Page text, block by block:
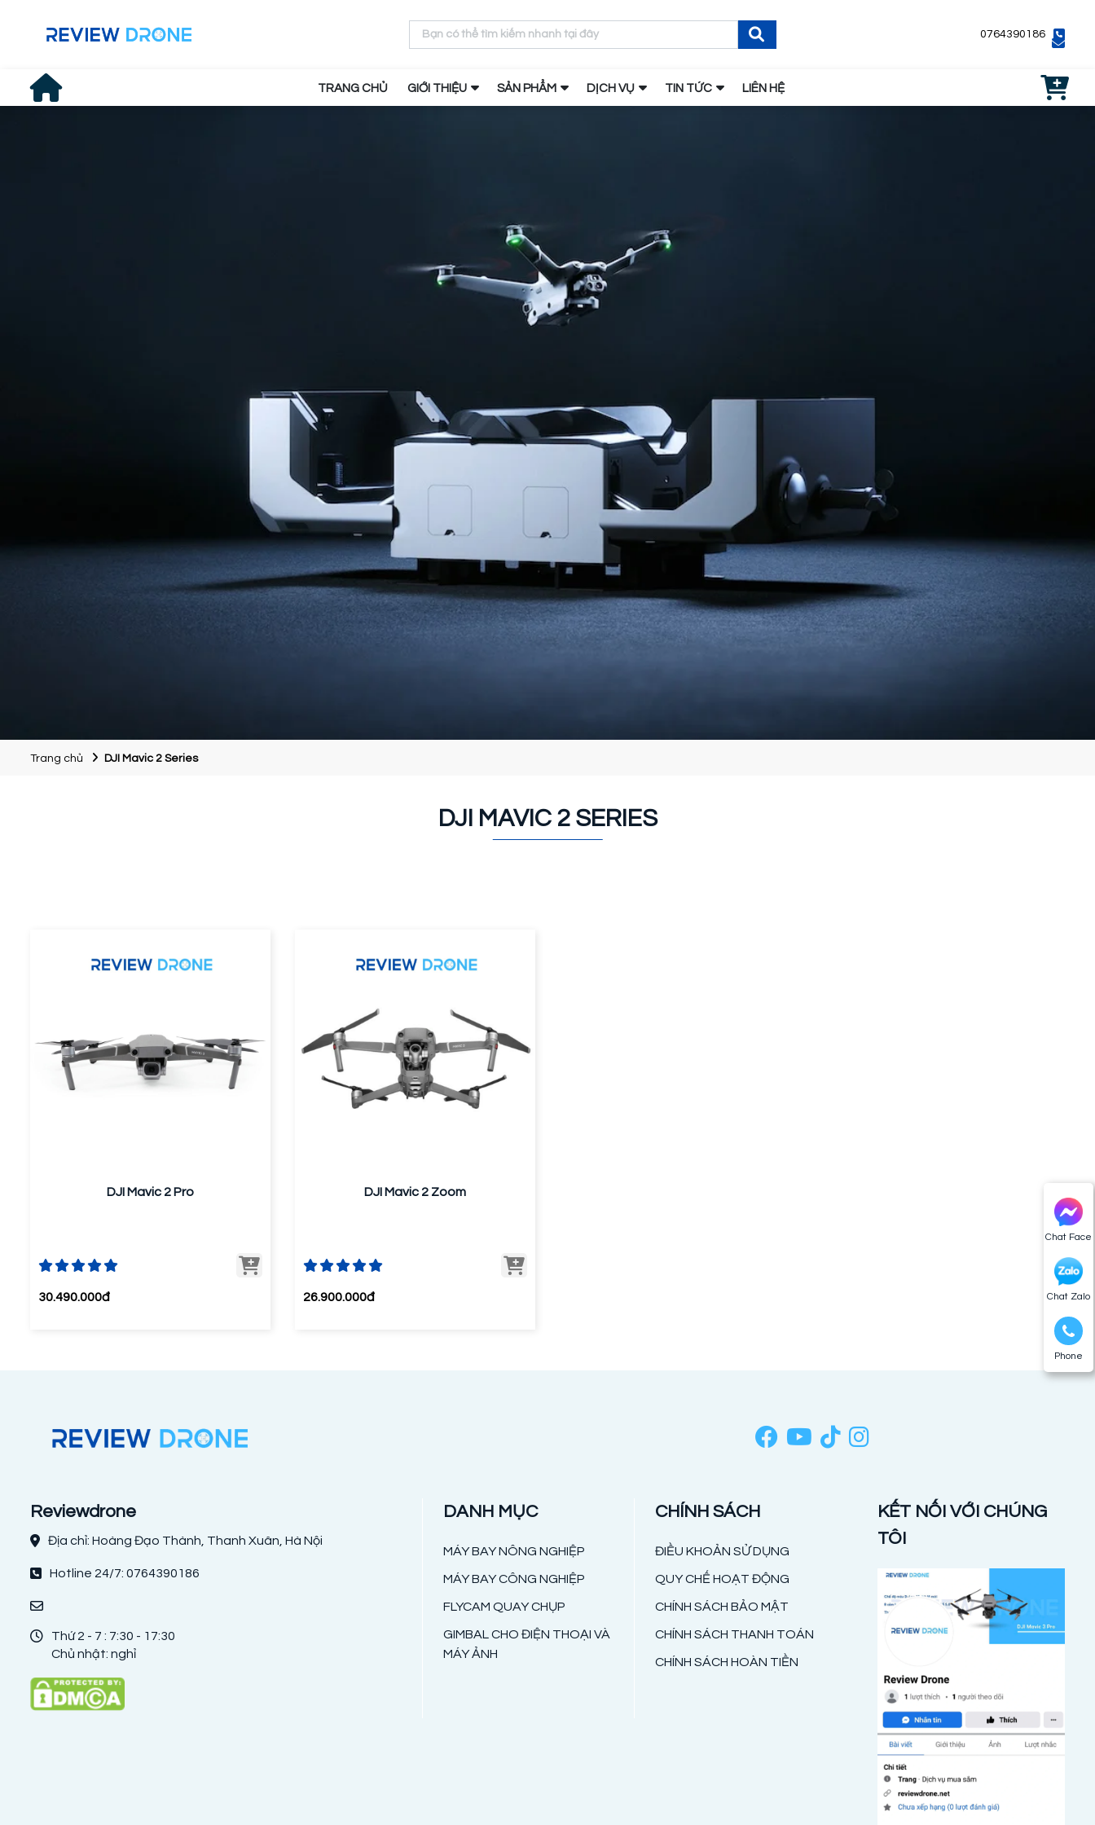
0764390186
TRANG CHỦ GIỚI THIỆU SẢN PHẨM DỊCH VỤ TIN TỨC LIÊN HỆ
Chat Face
Chat Zalo
Phone
Trang chủ DJI Mavic 2 Series
DJI MAVIC 2 SERIES
DJI Mavic 2 Pro
30.490.000đ
DJI Mavic 2 Zoom
26.900.000đ
Reviewdrone
Địa chỉ: Hoàng Đạo Thành, Thanh Xuân, Hà Nội
Hotline 24/7: 0764390186
Thứ 2 - 7 : 7:30 - 17:30
Chủ nhật: nghỉ
DANH MỤC
MÁY BAY NÔNG NGHIỆP
MÁY BAY CÔNG NGHIỆP
FLYCAM QUAY CHỤP
GIMBAL CHO ĐIỆN THOẠI VÀ
MÁY ẢNH
CHÍNH SÁCH
ĐIỀU KHOẢN SỬ DỤNG
QUY CHẾ HOẠT ĐỘNG
CHÍNH SÁCH BẢO MẬT
CHÍNH SÁCH THANH TOÁN
CHÍNH SÁCH HOÀN TIỀN
KẾT NỐI VỚI CHÚNG
TÔI